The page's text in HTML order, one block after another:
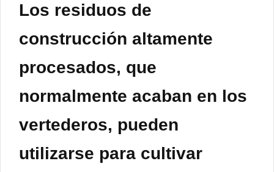
Los residuos de
construcción altamente
procesados, que
normalmente acaban en los
vertederos, pueden
utilizarse para cultivar